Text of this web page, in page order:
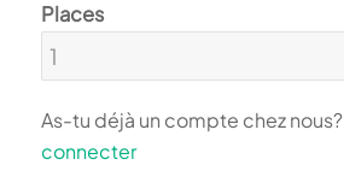
Places
As-tu déjà un compte chez nous?
connecter